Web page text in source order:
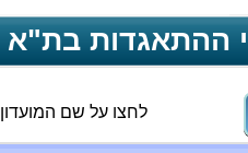
ההתאגדות בת"א
לחצו על שם